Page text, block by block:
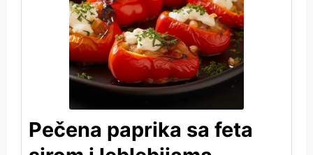
Pečena paprika sa feta